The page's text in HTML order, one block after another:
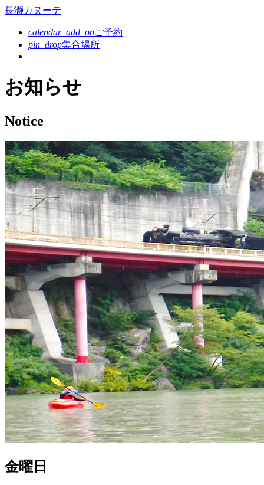
コ
文
へ
キ
プ
長瀞カヌーテ
calendar_add_onご予約
pin_drop集合場所
お知らせ
Notice
金曜日